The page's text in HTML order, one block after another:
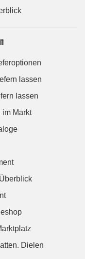
lassen
lassen
im Markt
Dielen